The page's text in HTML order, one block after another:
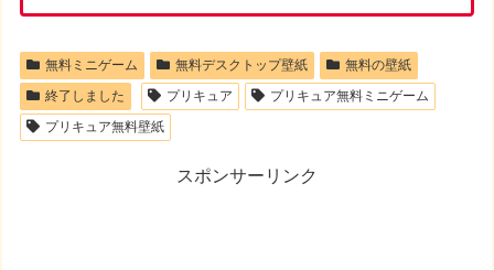
無料ミニゲーム 無料デスクトップ壁紙
無料の壁紙
終了しました
プリキュア
プリキュア無料ミニゲーム
プリキュア無料壁紙
スポンサーリンク